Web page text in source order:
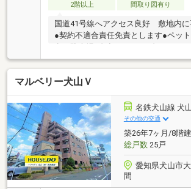
2階以上
間取り図有り
国道41号線へアクセス良好 敷地内
●契約不適合責任免責とします●ペッ
●帷子小学校徒歩約14分●広陵中学校
ストップ西可児店へ徒歩約4分（約
Vdrug西可児店へ徒歩約8分（約600ｍ
へ徒歩約8分（約650ｍ）●十六銀行西
約9分（約700ｍ）●パレマルシェ西可
分（約900ｍ）●JCHO可児とうのう病
（約4000ｍ）
マルベリー犬山Ｖ
名鉄犬山線 犬
その他の交通
築26年7ヶ月/8階建
総戸数25戸
愛知県犬山市
間